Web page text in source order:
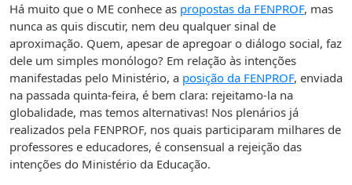
Há muito que o ME conhece as propostas da FENPROF, mas
nunca as quis discutir, nem deu qualquer sinal de
aproximação. Quem, apesar de apregoar o diálogo social, faz
dele um simples monólogo? Em relação às intenções
manifestadas pelo Ministério, a posição da FENPROF, enviada
na passada quinta-feira, é bem clara: rejeitamo-la na
globalidade, mas temos alternativas! Nos plenários já
realizados pela FENPROF, nos quais participaram milhares de
professores e educadores, é consensual a rejeição das
intenções do Ministério da Educação.